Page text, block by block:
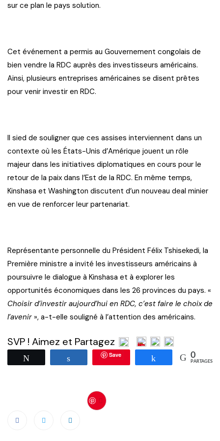
sur ce plan le pays solution.
Cet événement a permis au Gouvernement congolais de
bien vendre la RDC auprès des investisseurs américains.
Ainsi, plusieurs entreprises américaines se disent prêtes
pour venir investir en RDC.
Il sied de souligner que ces assises interviennent dans un
contexte où les États-Unis d’Amérique jouent un rôle
majeur dans les initiatives diplomatiques en cours pour le
retour de la paix dans l’Est de la RDC. En même temps,
Kinshasa et Washington discutent d’un nouveau deal minier
en vue de renforcer leur partenariat.
Représentante personnelle du Président Félix Tshisekedi, la
Première ministre a invité les investisseurs américains à
poursuivre le dialogue à Kinshasa et à explorer les
opportunités économiques dans les 26 provinces du pays. «
Choisir d’investir aujourd’hui en RDC, c’est faire le choix de
l’avenir », a-t-elle souligné à l’attention des américains.
SVP ! Aimez et Partagez
Partagez Save Partagez 0
PARTAGES